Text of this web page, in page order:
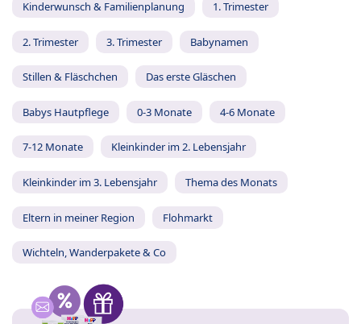
Kinderwunsch & Familienplanung 1. Trimester
2. Trimester 3. Trimester Babynamen
Stillen & Fläschchen Das erste Gläschen
Babys Hautpflege 0-3 Monate 4-6 Monate
7-12 Monate Kleinkinder im 2. Lebensjahr
Kleinkinder im 3. Lebensjahr Thema des Monats
Eltern in meiner Region Flohmarkt
Wichteln, Wanderpakete & Co